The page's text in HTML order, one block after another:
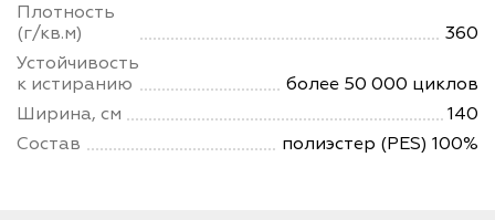
Плотность
(г/кв.м)
360
Устойчивость
к истиранию
более 50 000 циклов
Ширина, см
140
Состав
полиэстер (PES) 100%